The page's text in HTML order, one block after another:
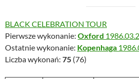
BLACK CELEBRATION TOUR
Pierwsze wykonanie: Oxford
Ostatnie wykonanie: Kopenhaga
Liczba wykonań: 75 (76)